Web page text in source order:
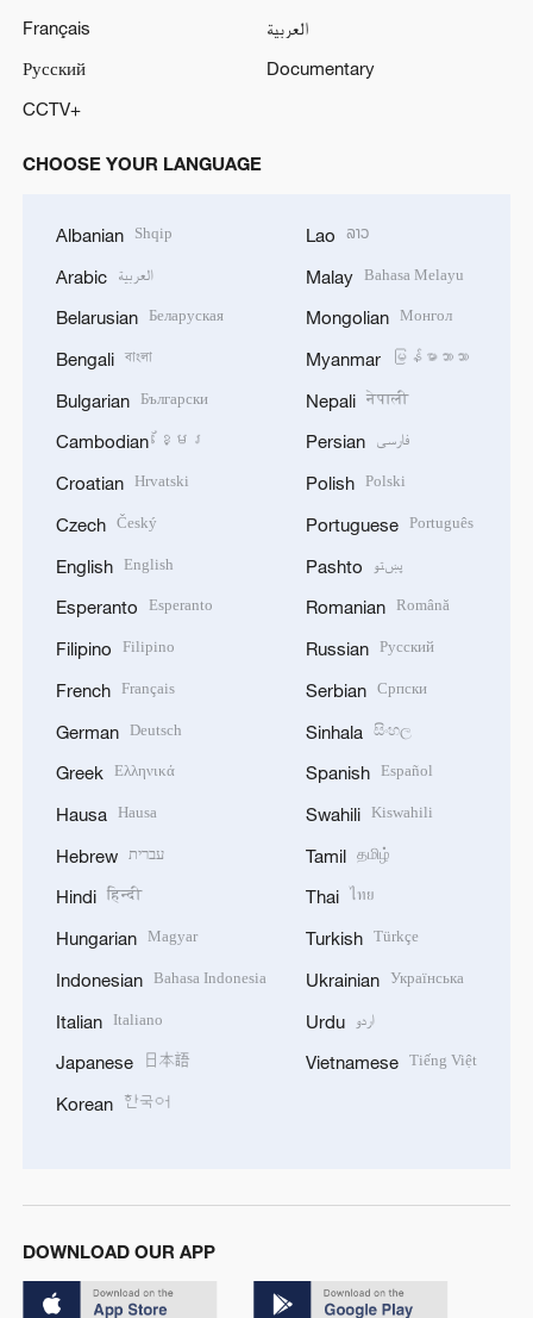
Français
العربية
Русский
Documentary
CCTV+
CHOOSE YOUR LANGUAGE
Albanian Shqip
Arabic العربية
Belarusian Беларуская
Bengali বাংলা
Bulgarian Български
Cambodian ខ្មែរ
Croatian Hrvatski
Czech Český
English English
Esperanto Esperanto
Filipino Filipino
French Français
German Deutsch
Greek Ελληνικά
Hausa Hausa
Hebrew עברית
Hindi हिन्दी
Hungarian Magyar
Indonesian Bahasa Indonesia
Italian Italiano
Japanese 日本語
Korean 한국어
Lao ລາວ
Malay Bahasa Melayu
Mongolian Монгол
Myanmar မြန်မာဘာသာ
Nepali नेपाली
Persian فارسی
Polish Polski
Portuguese Português
Pashto پښتو
Romanian Română
Russian Русский
Serbian Српски
Sinhala සිංහල
Spanish Español
Swahili Kiswahili
Tamil தமிழ்
Thai ไทย
Turkish Türkçe
Ukrainian Українська
Urdu اردو
Vietnamese Tiếng Việt
DOWNLOAD OUR APP